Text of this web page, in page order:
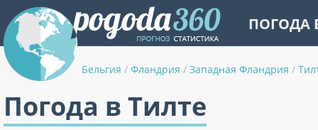
ПОГОДА
Бельгия / Фландрия / Западная Фландрия /
Погода в Тилте